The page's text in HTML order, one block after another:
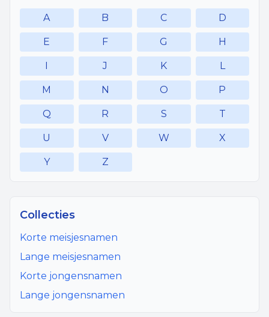
A B C D
E F G H
I J K L
M N O P
Q R S T
U V W X
Y Z
Collecties
Korte meisjesnamen
Lange meisjesnamen
Korte jongensnamen
Lange jongensnamen